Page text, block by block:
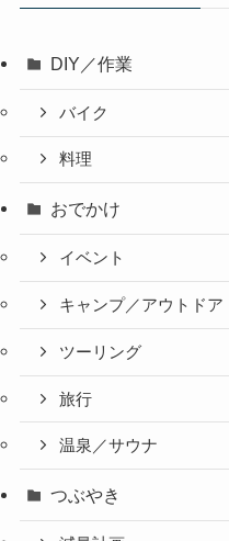
DIY／作業
バイク
料理
おでかけ
イベント
キャンプ／アウトドア
ツーリング
旅行
温泉／サウナ
つぶやき